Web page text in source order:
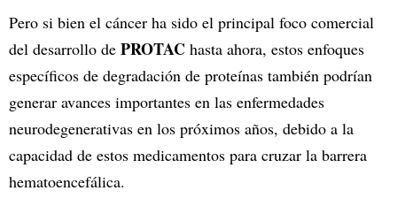
Pero si bien el cáncer ha sido el principal foco comercial
del desarrollo de PROTAC hasta ahora, estos enfoques
específicos de degradación de proteínas también podrían
generar avances importantes en las enfermedades
neurodegenerativas en los próximos años, debido a la
capacidad de estos medicamentos para cruzar la barrera
hematoencefálica.